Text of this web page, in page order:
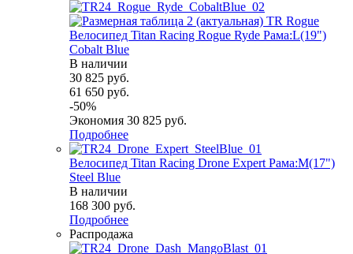
Велосипед Titan Racing Rogue Ryde Рама:L(19")
Cobalt Blue
В наличии
30 825 руб.
61 650 руб.
-50%
Экономия 30 825 руб.
Подробнее
Велосипед Titan Racing Drone Expert Рама:M(17")
Steel Blue
В наличии
168 300 руб.
Подробнее
Распродажа